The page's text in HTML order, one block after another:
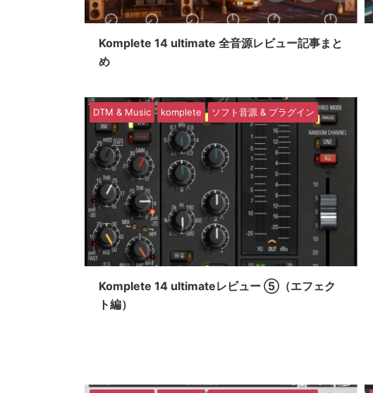
Komplete 14 ultimate 全音源レビュー記事まと
め
DTM & Music komplete ソフト音源 & プラグイン
Komplete 14 ultimateレビュー ⑤（エフェク
ト編）